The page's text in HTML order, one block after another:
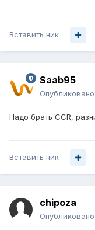
Вставить ник
Saab95
Опубликовано
Надо брать CCR,
Вставить ник
chipoza
Опубликовано